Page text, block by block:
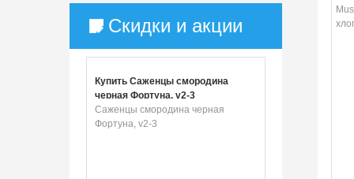
Скидки и акции
Купить Саженцы смородина
черная Фортуна, v2-3
Саженцы смородина черная
Фортуна, v2-3